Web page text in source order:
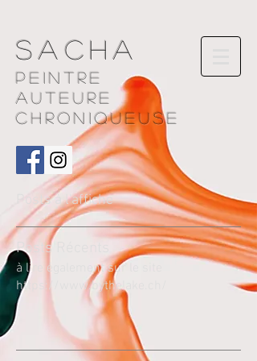
Sacha
Peintre
AUTEURE
chroniqueuse
Posts à l'affiche
Pos ts Récents
à lire également sur le site
https://www.bythelake.ch/